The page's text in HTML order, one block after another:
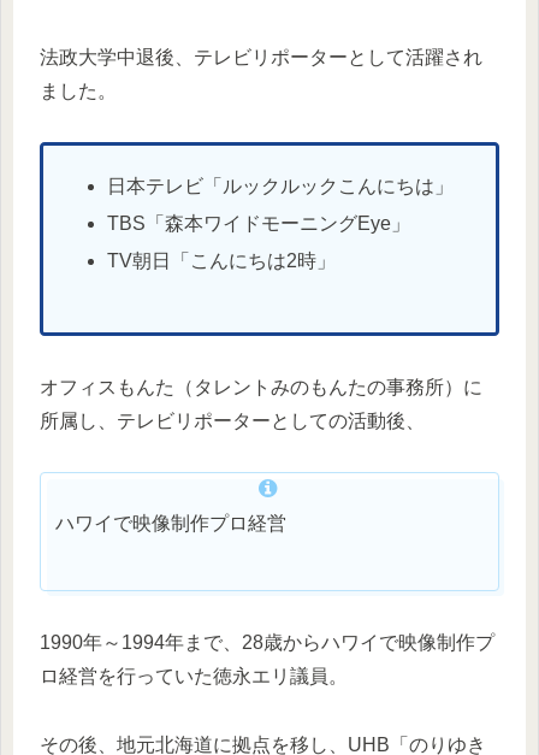
法政大学中退後、テレビリポーターとして活躍され
ました。
日本テレビ「ルックルックこんにちは」
TBS「森本ワイドモーニングEye」
TV朝日「こんにちは2時」
オフィスもんた（タレントみのもんたの事務所）に
所属し、テレビリポーターとしての活動後、
ハワイで映像制作プロ経営
1990年～1994年まで、28歳からハワイで映像制作プ
ロ経営を行っていた徳永エリ議員。
その後、地元北海道に拠点を移し、UHB「のりゆき